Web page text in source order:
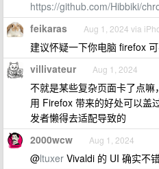
https://github.com/Hibbiki/
feikaras Aug 1, 2024 via
建议怀疑一下你电脑 firefox 可
villivateur Aug 1, 2024
不就是某些复杂页面卡了点嘛
用 Firefox 带来的好处可以盖
发者懒得去适配导致的
2000wcw Aug 1, 2024
@ltuxer Vivaldi 的 UI 确实不